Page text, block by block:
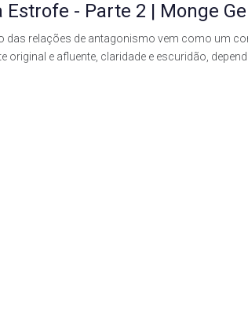
Estrofe - Parte 2 | Monge
das relações de antagonismo vem como um
e afluente, claridade e escuridão,